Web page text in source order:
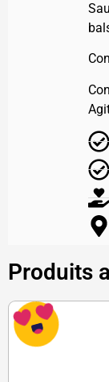
Produits